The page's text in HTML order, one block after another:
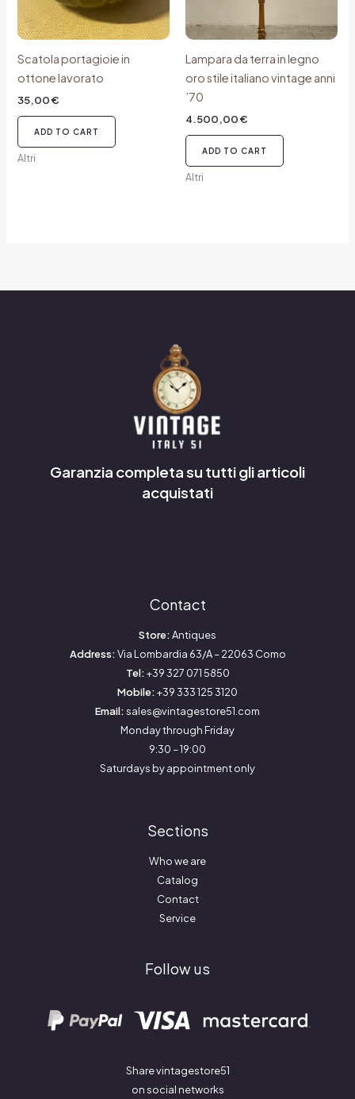
Scatola portagioie in
ottone lavorato
35,00€
ADD TO CART
Altri
Lampara da terra in legno
oro stile italiano vintage anni
’70
4.500,00€
ADD TO CART
Altri
Garanzia completa su tutti gli articoli
acquistati
Contact
Store:Antiques
Address:Via Lombardia 63/A – 22063 Como
Tel:+39 327 071 5850
Mobile:+39 333 125 3120
Email:sales@vintagestore51.com
Monday through Friday
9:30 – 19:00
Saturdays by appointment only
Sections
Who we are
Catalog
Contact
Service
Follow us
Share vintagestore51
on social networks